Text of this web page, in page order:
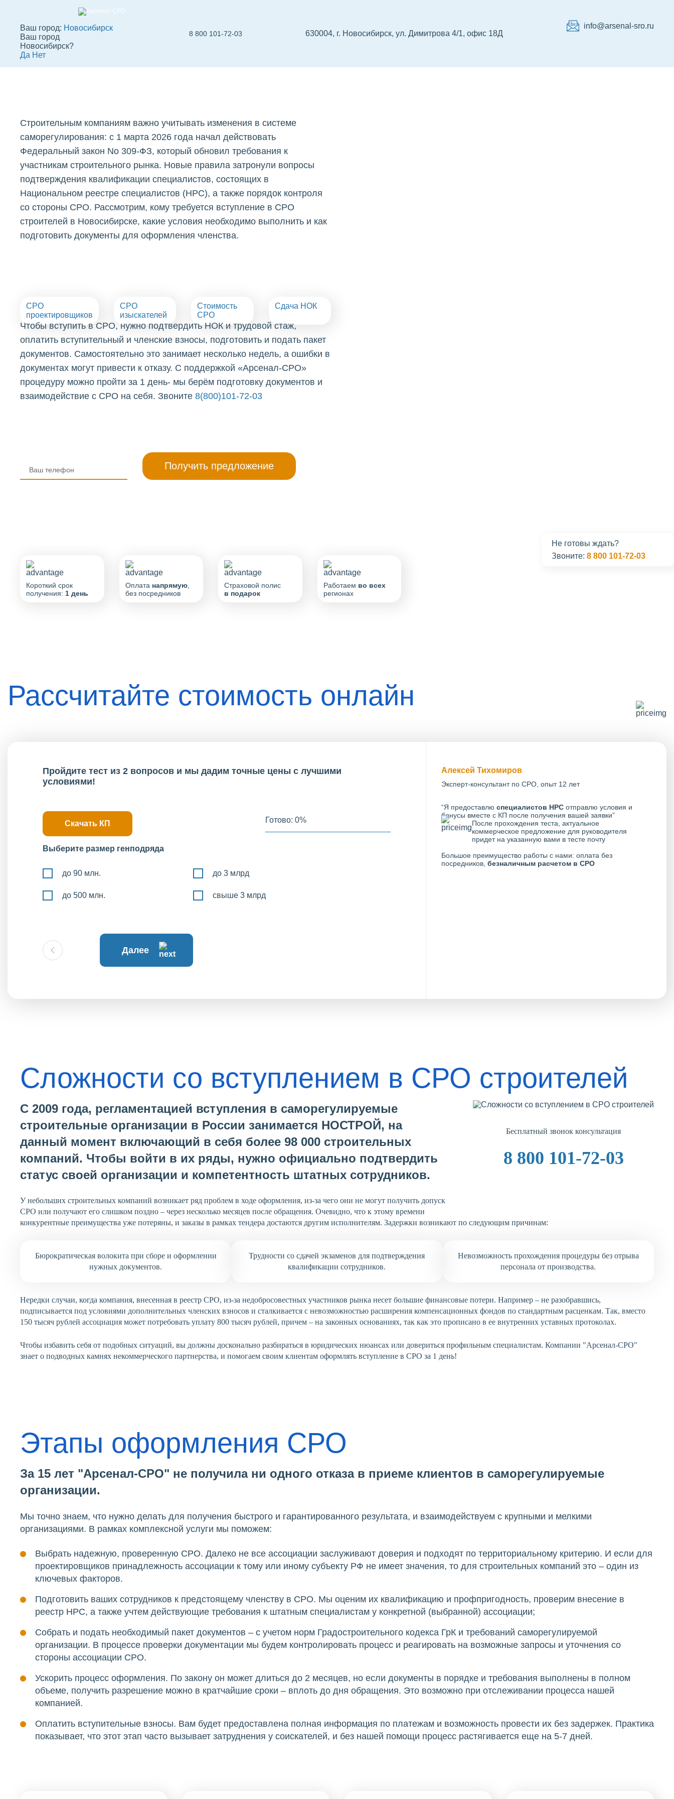
Ваш город: Новосибирск
Ваш город
Новосибирск?
Да Нет
8 800 101-72-03 630004, г. Новосибирск, ул. Димитрова 4/1, офис 18Д
info@arsenal-sro.ru
СРО строителей в
Строительным компаниям важно учитывать изменения в системе
саморегулирования: с 1 марта 2026 года начал действовать
Федеральный закон No 309-ФЗ, который обновил требования к
участникам строительного рынка. Новые правила затронули вопросы
подтверждения квалификации специалистов, состоящих в
Национальном реестре специалистов (НРС), а также порядок контроля
со стороны СРО. Рассмотрим, кому требуется вступление в СРО
строителей в Новосибирске, какие условия необходимо выполнить и как
подготовить документы для оформления членства.
СРО
проектировщиков
СРО
изыскателей
Стоимость
СРО
Сдача НОК
Чтобы вступить в СРО, нужно подтвердить НОК и трудовой стаж,
оплатить вступительный и членские взносы, подготовить и подать пакет
документов. Самостоятельно это занимает несколько недель, а ошибки в
документах могут привести к отказу. С поддержкой «Арсенал-СРО»
процедуру можно пройти за 1 день- мы берём подготовку документов и
взаимодействие с СРО на себя. Звоните 8(800)101-72-03
Не готовы ждать?
Звоните: 8 800 101-72-03
Короткий срок
получения: 1 день
Оплата напрямую,
без посредников
Страховой полис
в подарок
Работаем во всех
регионах
Рассчитайте стоимость онлайн
Пройдите тест из 2 вопросов и мы дадим точные цены с лучшими
условиями!
Скачать КП Готово: 0%
Выберите размер генподряда
до 90 млн.
до 500 млн.
до 3 млрд
свыше 3 млрд
Далее
Алексей Тихомиров
Эксперт-консультант по СРО, опыт 12 лет
“Я предоставлю специалистов НРСотправлю условия и
бонусы вместе с КП после получения вашей заявки”
После прохождения теста, актуальное
коммерческое предложение для руководителя
придет на указанную вами в тесте почту
Большое преимущество работы с нами: оплата без
посредников, безналичным расчетом в СРО
Сложности со вступлением в СРО строителей
Бесплатный звонок консультация
8 800 101-72-03
С 2009 года, регламентацией вступления в саморегулируемые
строительные организации в России занимается НОСТРОЙ, на
данный момент включающий в себя более 98 000 строительных
компаний. Чтобы войти в их ряды, нужно официально подтвердить
статус своей организации и компетентность штатных сотрудников.
У небольших строительных компаний возникает ряд проблем в ходе оформления, из-за чего они не могут получить допуск
СРО или получают его слишком поздно – через несколько месяцев после обращения. Очевидно, что к этому времени
конкурентные преимущества уже потеряны, и заказы в рамках тендера достаются другим исполнителям. Задержки возникают по следующим причинам:
Бюрократическая волокита при сборе и оформлении
нужных документов.
Трудности со сдачей экзаменов для подтверждения
квалификации сотрудников.
Невозможность прохождения процедуры без отрыва
персонала от производства.
Нередки случаи, когда компания, внесенная в реестр СРО, из-за недобросовестных участников рынка несет большие финансовые потери. Например – не разобравшись,
подписывается под условиями дополнительных членских взносов и сталкивается с невозможностью расширения компенсационных фондов по стандартным расценкам. Так, вместо
150 тысяч рублей ассоциация может потребовать уплату 800 тысяч рублей, причем – на законных основаниях, так как это прописано в ее внутренних уставных протоколах.
Чтобы избавить себя от подобных ситуаций, вы должны досконально разбираться в юридических нюансах или довериться профильным специалистам. Компании "Арсенал-СРО"
знает о подводных камнях некоммерческого партнерства, и помогаем своим клиентам оформлять вступление в СРО за 1 день!
Этапы оформления СРО
За 15 лет "Арсенал-СРО" не получила ни одного отказа в приеме клиентов в саморегулируемые
организации.
Мы точно знаем, что нужно делать для получения быстрого и гарантированного результата, и взаимодействуем с крупными и мелкими
организациями. В рамках комплексной услуги мы поможем:
Выбрать надежную, проверенную СРО. Далеко не все ассоциации заслуживают доверия и подходят по территориальному критерию. И если для
проектировщиков принадлежность ассоциации к тому или иному субъекту РФ не имеет значения, то для строительных компаний это – один из
ключевых факторов.
Подготовить ваших сотрудников к предстоящему членству в СРО. Мы оценим их квалификацию и профпригодность, проверим внесение в
реестр НРС, а также учтем действующие требования к штатным специалистам у конкретной (выбранной) ассоциации;
Собрать и подать необходимый пакет документов – с учетом норм Градостроительного кодекса ГрК и требований саморегулируемой
организации. В процессе проверки документации мы будем контролировать процесс и реагировать на возможные запросы и уточнения со
стороны ассоциации СРО.
Ускорить процесс оформления. По закону он может длиться до 2 месяцев, но если документы в порядке и требования выполнены в полном
объеме, получить разрешение можно в кратчайшие сроки – вплоть до дня обращения. Это возможно при отслеживании процесса нашей
компанией.
Оплатить вступительные взносы. Вам будет предоставлена полная информация по платежам и возможность провести их без задержек. Практика
показывает, что этот этап часто вызывает затруднения у соискателей, и без нашей помощи процесс растягивается еще на 5-7 дней.